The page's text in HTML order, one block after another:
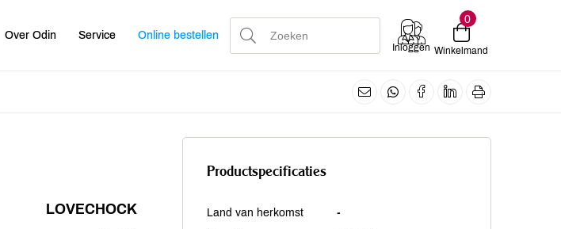
Over Odin Service Online bestellen
Inloggen
0
Winkelmand
LOVECHOCK
Productspecificaties
Land van herkomst -